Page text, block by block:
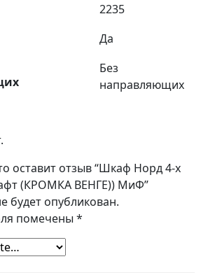
2235
Да
Без
направляющих
оставит отзыв “Шкаф Норд 4-х
(КРОМКА ВЕНГЕ)) МиФ”
будет опубликован.
помечены *